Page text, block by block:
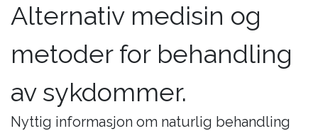
Alternativ medisin og
metoder for behandling
av sykdommer.
Nyttig informasjon om naturlig behandling